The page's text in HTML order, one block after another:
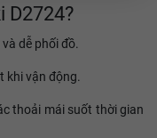
D2724?
dễ phối đồ.
khi vận động.
thoải mái suốt thời gian